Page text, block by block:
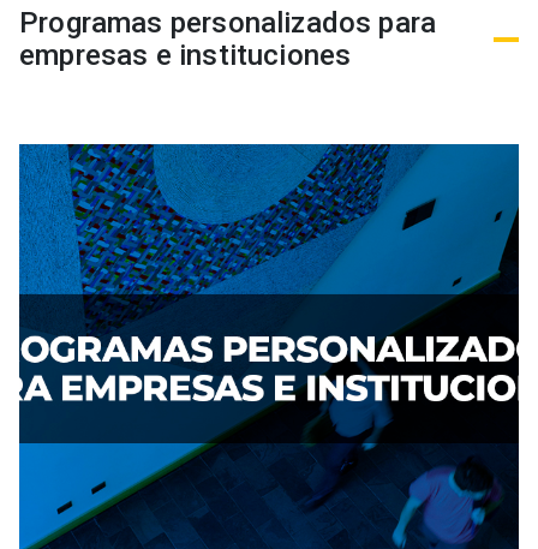
Programas personalizados para
empresas e instituciones